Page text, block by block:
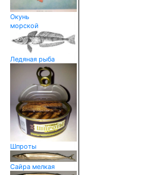
Окунь
морской
Ледяная рыба
Шпроты
Сайра мелкая